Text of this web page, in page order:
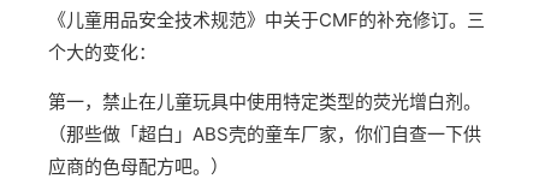
《儿童用品安全技术规范》中关于CMF的补充修订。三
个大的变化：
第一，禁止在儿童玩具中使用特定类型的荧光增白剂。
（那些做「超白」ABS壳的童车厂家，你们自查一下供
应商的色母配方吧。）